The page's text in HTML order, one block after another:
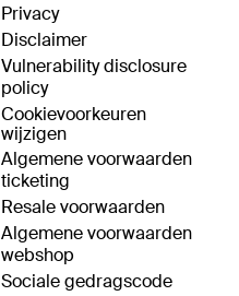
Privacy
Disclaimer
Vulnerability disclosure
policy
Cookievoorkeuren
wijzigen
Algemene voorwaarden
ticketing
Resale voorwaarden
Algemene voorwaarden
webshop
Sociale gedragscode